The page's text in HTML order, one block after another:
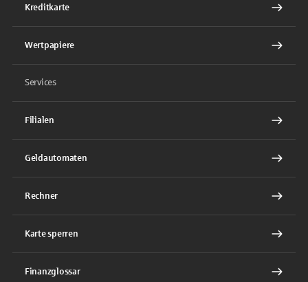
Kreditkarte
Wertpapiere
Services
Filialen
Geldautomaten
Rechner
Karte sperren
Finanzglossar